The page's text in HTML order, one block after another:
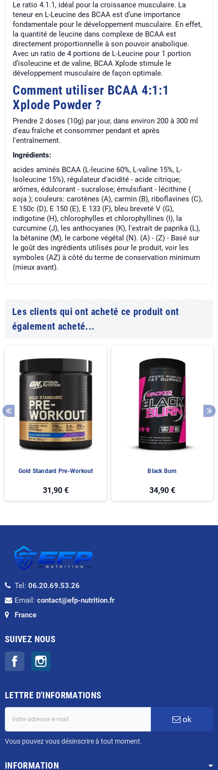
Le ratio 4.1.1, idéal pour la croissance musculaire. La
teneur en L-Leucine des BCAA est d’une importance
fondamentale pour le développement musculaire. En effet,
la quantité de leucine dans complexe de BCAA est
directement proportionnelle à son pouvoir anabolique.
Avec un ratio de 4 portions de L-Leucine pour 1 portion
d’isoleucine et de valine, BCAA Xplode stimule le
développement musculaire de façon optimale.
Comment utiliser BCAA 4:1:1
Xplode Powder ?
Prendre 2 doses (10g) par jour, dans environ 200 à 300 ml
d'eau fraîche et consommer pendant et après
l'entraînement.
Ingrédients:
acides aminés BCAA (L-leucine 60%, L-valine 15%, L-
Isoleucine 15%), régulateur d'acidité - acide citrique;
arômes, édulcorant - sucralose; émulsifiant - lécithine (
soja ); couleurs: carotènes (A), carmin (B), riboflavines (C),
E 150c (D), E 150 (E), E 133 (F), bleu breveté V (G),
indigotine (H), chlorophylles et chlorophyllines (I), la
curcumine (J), les anthocyanes (K), l'extrait de paprika (L),
la bétanine (M), le carbone végétal (N). (A) - (Z) - Basé sur
le goût des ingrédients utilisés pour le produit, voir les
symboles (AZ) à côté du terme de conservation minimum
(mieux avant).
Les clients qui ont acheté ce produit ont
également acheté...
Gold Standard Pre-Workout
31,90 €
Black Burn
34,90 €
Tel: 06.20.69.53.26
Email: contact@efp-nutrition.fr
France
SUIVEZ NOUS
Facebook
LETTRE D'INFORMATIONS
ok
Vous pouvez vous désinscrire à tout moment.
INFORMATION